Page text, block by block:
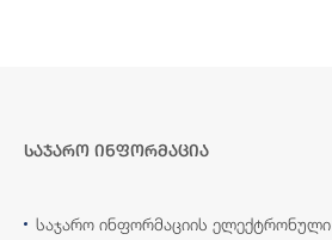
საჯარო ინფორმაცია
საჯარო ინფორმაციის ელექტრონული